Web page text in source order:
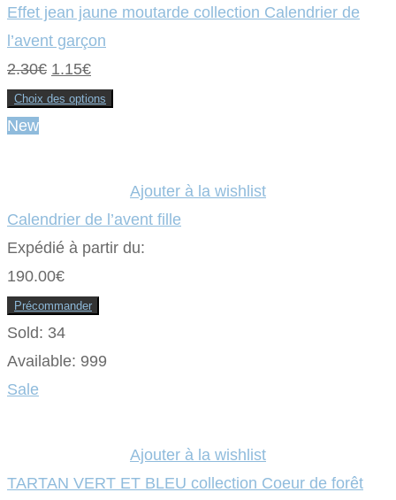
Effet jean jaune moutarde collection Calendrier de
l’avent garçon
2.30€ Le
prix
1.15€Le
prix
Choix des options
Ce
être
choisies
sur
la
page
du
produit
New
Ajouter à la wishlist
Calendrier de l’avent fille
Expédié à partir du:
190.00€
Précommander
Sold: 34
Available: 999
Sale
Ajouter à la wishlist
TARTAN VERT ET BLEU collection Coeur de forêt